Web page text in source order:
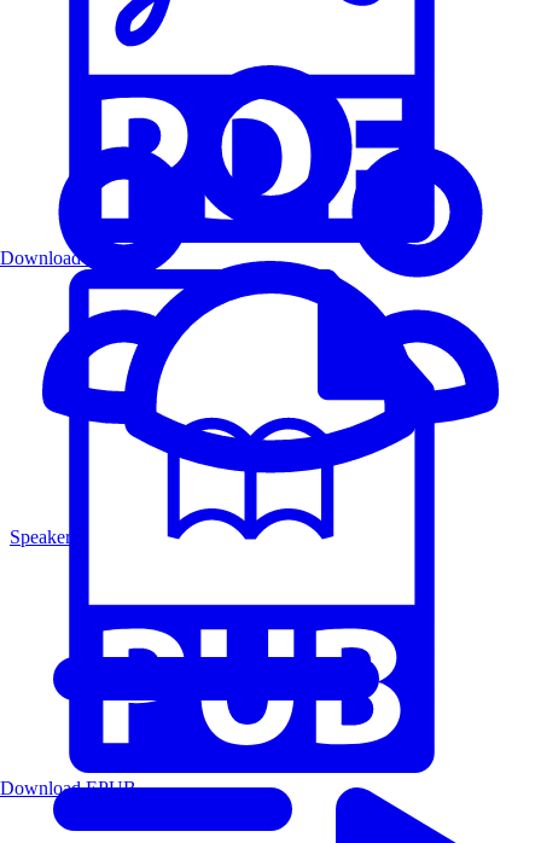
Speakers
Download PDF
Download EPUB